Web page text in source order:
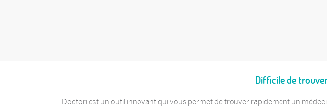
Difficile de
Doctori est un outil innovant qui vous permet de trouver rapidement un